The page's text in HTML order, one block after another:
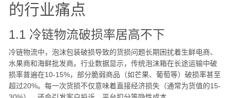
的行业痛点
1.1 冷链物流破损率居高不下
冷链物流中，泡沫包装破损导致的货损问题长期困扰着生鲜电商、
水果商和海鲜批发商。行业数据显示，传统泡沫箱在长途运输中破
损率普遍在10-15%，部分脆弱商品（如芒果、葡萄等）破损率甚至
超过20%。每一次货损不仅意味着直接经济损失（通常为货值的15-